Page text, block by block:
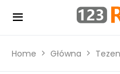
Home Główna